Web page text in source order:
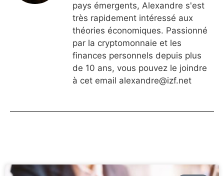
pays émergents, Alexandre s'est
très rapidement intéressé aux
théories économiques. Passionné
par la cryptomonnaie et les
finances personnels depuis plus
de 10 ans, vous pouvez le joindre
à cet email alexandre@izf.net